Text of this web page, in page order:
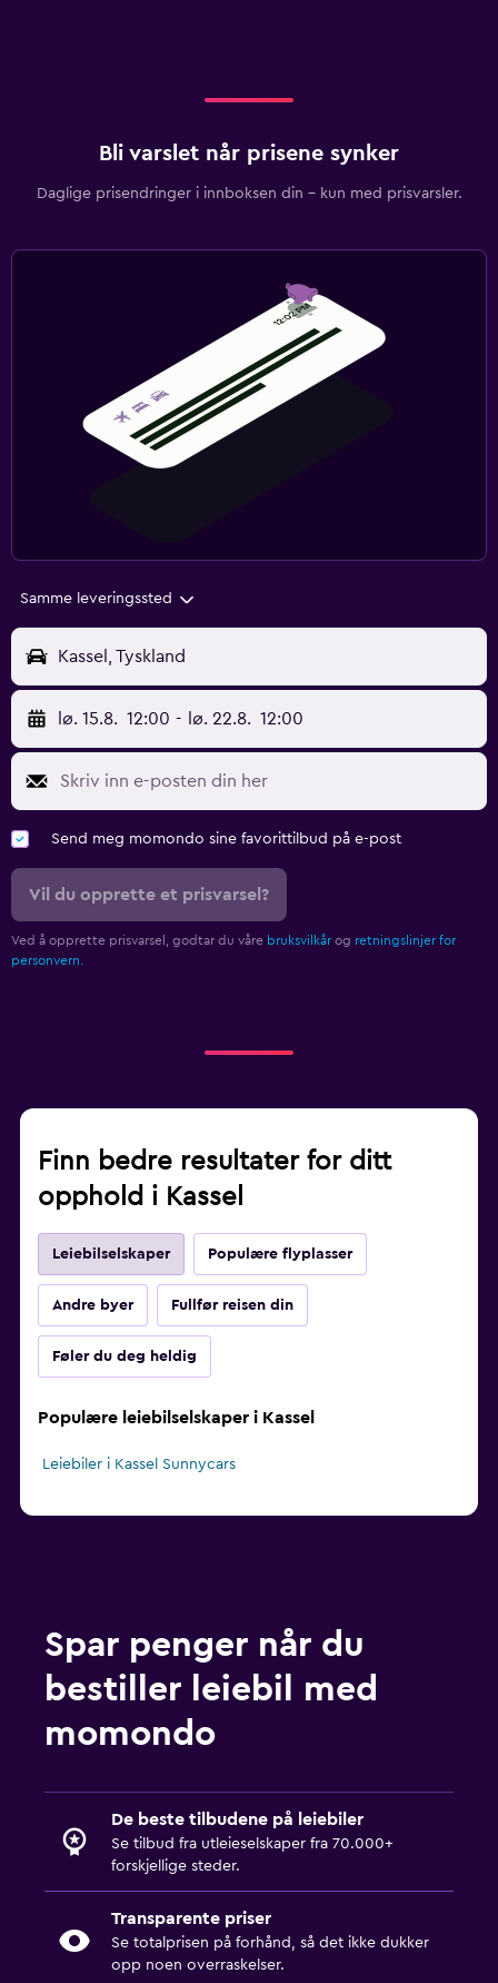
Bli varslet når prisene synker
Daglige prisendringer i innboksen din – kun med prisvarsler.
Samme leveringssted
Kassel, Tyskland
lø. 15.8. 12:00 - lø. 22.8. 12:00
Send meg momondo sine favorittilbud på e-post
Vil du opprette et prisvarsel?
Ved å opprette prisvarsel, godtar du våre bruksvilkår og retningslinjer for
personvern.
Finn bedre resultater for ditt
opphold i Kassel
Leiebilselskaper Populære flyplasser
Andre byer Fullfør reisen din
Føler du deg heldig
Populære leiebilselskaper i Kassel
Leiebiler i Kassel Sunnycars
Spar penger når du
bestiller leiebil med
momondo
De beste tilbudene på leiebiler
Se tilbud fra utleieselskaper fra 70.000+
forskjellige steder.
Transparente priser
Se totalprisen på forhånd, så det ikke dukker
opp noen overraskelser.